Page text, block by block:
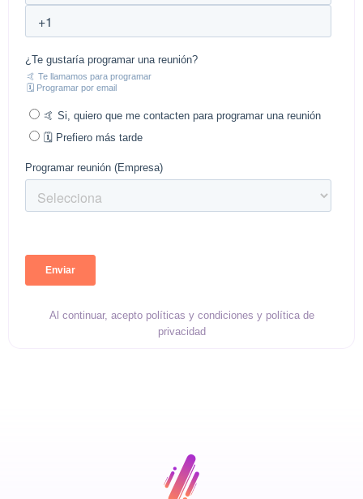
Al continuar, acepto políticas y condiciones y política de
privacidad